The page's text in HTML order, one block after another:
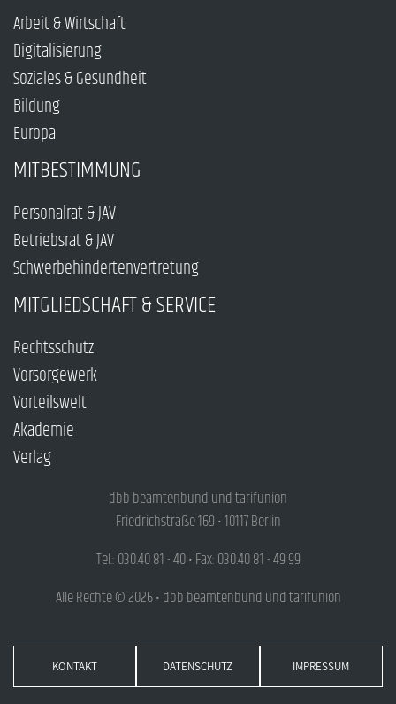
Arbeit & Wirtschaft
Digitalisierung
Soziales & Gesundheit
Bildung
Europa
MITBESTIMMUNG
Personalrat & JAV
Betriebsrat & JAV
Schwerbehindertenvertretung
MITGLIEDSCHAFT & SERVICE
Rechtsschutz
Vorsorgewerk
Vorteilswelt
Akademie
Verlag
dbb beamtenbund und tarifunion
Friedrichstraße 169 • 10117 Berlin
Tel.: 030.40 81 - 40 • Fax: 030.40 81 - 49 99
Alle Rechte © 2026 • dbb beamtenbund und tarifunion
KONTAKT DATENSCHUTZ IMPRESSUM